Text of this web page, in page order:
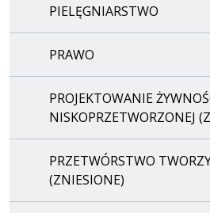
PIELĘGNIARSTWO
PRAWO
PROJEKTOWANIE
NISKOPRZETWORZONEJ
PRZETWÓRSTWO
(ZNIESIONE)